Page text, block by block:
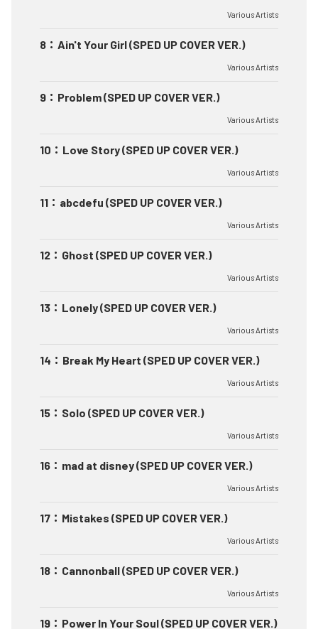
Various Artists
8 ： Ain't Your Girl (SPED UP COVER VER.)
Various Artists
9 ： Problem (SPED UP COVER VER.)
Various Artists
10 ： Love Story (SPED UP COVER VER.)
Various Artists
11 ： abcdefu (SPED UP COVER VER.)
Various Artists
12 ： Ghost (SPED UP COVER VER.)
Various Artists
13 ： Lonely (SPED UP COVER VER.)
Various Artists
14 ： Break My Heart (SPED UP COVER VER.)
Various Artists
15 ： Solo (SPED UP COVER VER.)
Various Artists
16 ： mad at disney (SPED UP COVER VER.)
Various Artists
17 ： Mistakes (SPED UP COVER VER.)
Various Artists
18 ： Cannonball (SPED UP COVER VER.)
Various Artists
19 ： Power In Your Soul (SPED UP COVER VER.)